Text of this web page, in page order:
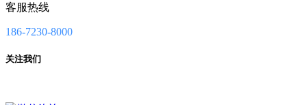
客服热线
186-7230-8000
关注我们